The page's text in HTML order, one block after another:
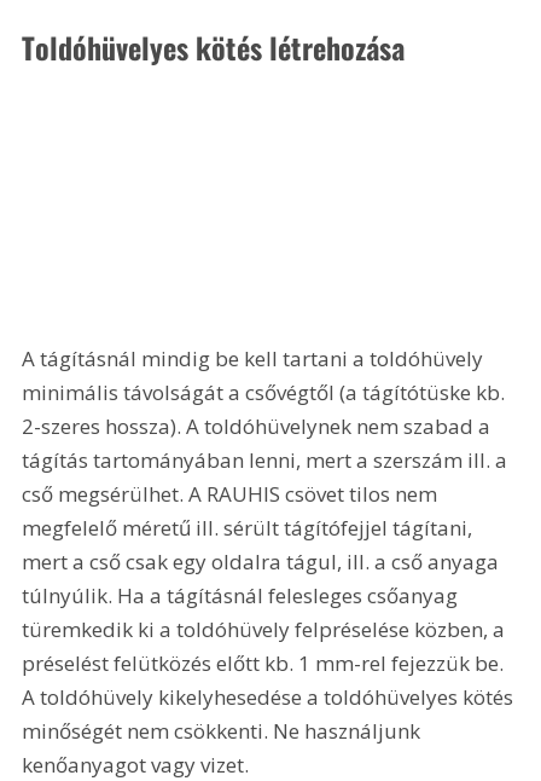
Toldóhüvelyes kötés létrehozása
A tágításnál mindig be kell tartani a toldóhüvely
minimális távolságát a csővégtől (a tágítótüske kb.
2-szeres hossza). A toldóhüvelynek nem szabad a
tágítás tartományában lenni, mert a szerszám ill. a
cső megsérülhet. A RAUHIS csövet tilos nem
megfelelő méretű ill. sérült tágítófejjel tágítani,
mert a cső csak egy oldalra tágul, ill. a cső anyaga
túlnyúlik. Ha a tágításnál felesleges csőanyag
türemkedik ki a toldóhüvely felpréselése közben, a
préselést felütközés előtt kb. 1 mm-rel fejezzük be.
A toldóhüvely kikelyhesedése a toldóhüvelyes kötés
minőségét nem csökkenti. Ne használjunk
kenőanyagot vagy vizet.